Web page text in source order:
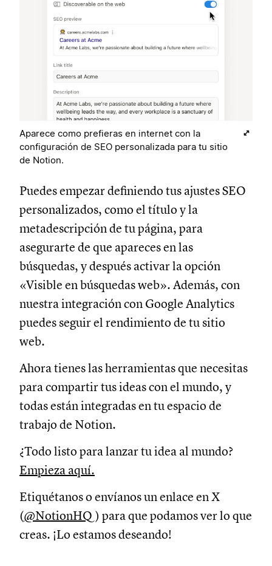
Aparece como prefieras en internet con la
configuración de SEO personalizada para tu sitio
de Notion.
Puedes empezar definiendo tus ajustes SEO
personalizados, como el título y la
metadescripción de tu página, para
asegurarte de que apareces en las
búsquedas, y después activar la opción
«Visible en búsquedas web». Además, con
nuestra integración con Google Analytics
puedes seguir el rendimiento de tu sitio
web.
Ahora tienes las herramientas que necesitas
para compartir tus ideas con el mundo, y
todas están integradas en tu espacio de
trabajo de Notion.
¿Todo listo para lanzar tu idea al mundo?
Empieza aquí.
Etiquétanos o envíanos un enlace en X
(@NotionHQ ) para que podamos ver lo que
creas. ¡Lo estamos deseando!